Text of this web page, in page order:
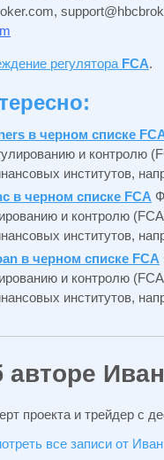
,
регулятора FCA.
в черном списке
и контролю
институтов,
в черном списке FCA
и контролю
институтов,
в черном списке FCA
и контролю
институтов,
авторе
проекта и трейдер с
все записи от